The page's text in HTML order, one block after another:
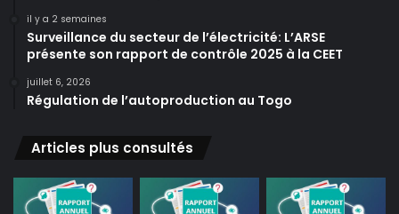
il y a 2 semaines
Surveillance du secteur de l’électricité: L’ARSE
présente son rapport de contrôle 2025 à la CEET
juillet 6, 2026
Régulation de l’autoproduction au Togo
Articles plus consultés